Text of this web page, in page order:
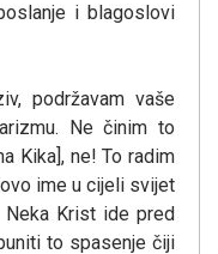
i blagoslovi
podržavam vaše
Ne činim to
Kika], ne! To radim
ime u cijeli svijet
Krist ide pred
to spasenje čiji